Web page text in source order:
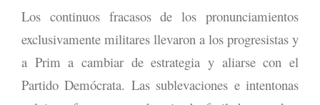
Los continuos fracasos de los pronunciamientos
exclusivamente militares llevaron a los progresistas y
a Prim a cambiar de estrategia y aliarse con el
Partido Demócrata. Las sublevaciones e intentonas